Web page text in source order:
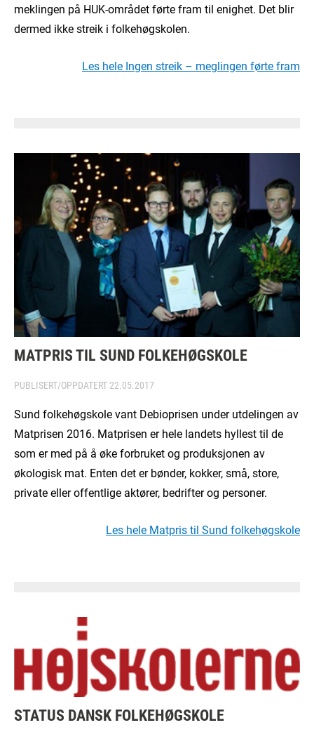
meklingen på HUK-området førte fram til enighet. Det blir
dermed ikke streik i folkehøgskolen.
Les hele Ingen streik – meglingen førte fram
MATPRIS TIL SUND FOLKEHØGSKOLE
PUBLISERT/OPPDATERT 22.05.2017
Sund folkehøgskole vant Debioprisen under utdelingen av
Matprisen 2016. Matprisen er hele landets hyllest til de
som er med på å øke forbruket og produksjonen av
økologisk mat. Enten det er bønder, kokker, små, store,
private eller offentlige aktører, bedrifter og personer.
Les hele Matpris til Sund folkehøgskole
STATUS DANSK FOLKEHØGSKOLE